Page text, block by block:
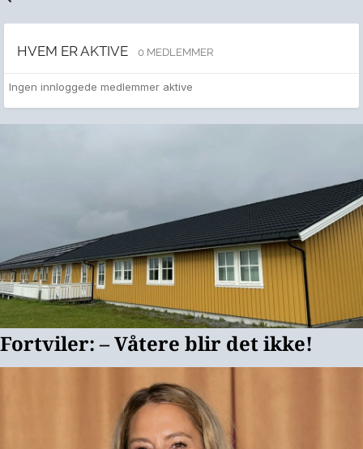
HVEM ER AKTIVE 0 MEDLEMMER
Ingen innloggede medlemmer aktive